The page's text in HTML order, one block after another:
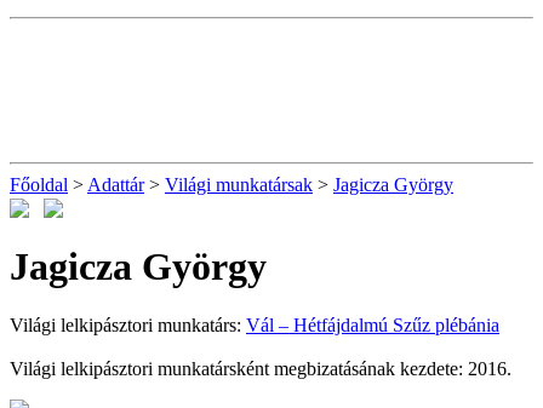
Főoldal > Adattár> Világi munkatársak > Jagicza György
Jagicza György
Világi lelkipásztori munkatárs: Vál – Hétfájdalmú Szűz plébánia
Világi lelkipásztori munkatársként megbizatásának kezdete: 2016.